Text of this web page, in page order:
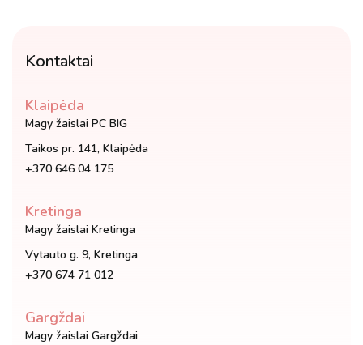
Kontaktai
Klaipėda
Magy žaislai PC BIG
Taikos pr. 141, Klaipėda
+370 646 04 175
Kretinga
Magy žaislai Kretinga
Vytauto g. 9, Kretinga
+370 674 71 012
Gargždai
Magy žaislai Gargždai